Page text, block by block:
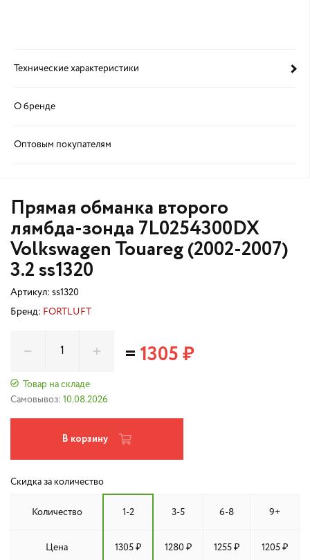
Технические характеристики
О бренде
Оптовым покупателям
Прямая обманка второго
лямбда-зонда 7L0254300DX
Volkswagen Touareg (2002-2007)
3.2 ss1320
Артикул: ss1320
Бренд: FORTLUFT
Товар на складе
Самовывоз: 10.08.2026
=1305 ₽
В корзину
Скидка за количество
Количество 1-2 3-5 6-8 9+
Цена 1305 ₽ 1280 ₽ 1255 ₽ 1205 ₽